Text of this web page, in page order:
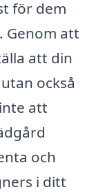
för dem
Genom att
att din
också
att
och
i ditt